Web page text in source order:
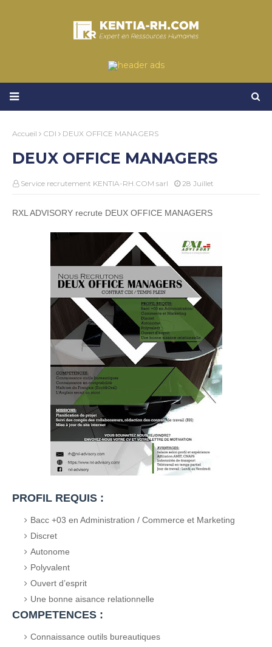
Accueil CDI DEUX OFFICE MANAGERS
DEUX OFFICE MANAGERS
Service recrutement KENTIA-RH.COM sarl 28 Juillet
RXL ADVISORY recrute DEUX OFFICE MANAGERS
PROFIL REQUIS :
Bacc +03 en Administration / Commerce et Marketing
Discret
Autonome
Polyvalent
Ouvert d’esprit
Une bonne aisance relationnelle
COMPETENCES :
Connaissance outils bureautiques